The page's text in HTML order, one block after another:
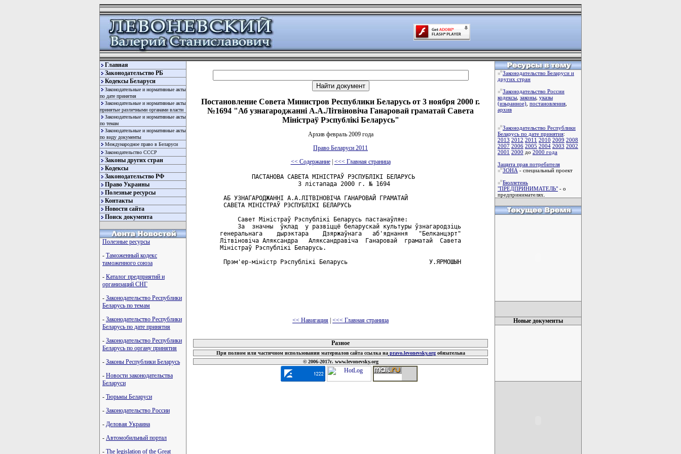
Главная
Законодательство РБ
Кодексы Беларуси
Законодательные и нормативные акты
по дате принятия
Законодательные и нормативные акты
принятые различными органами власти
Законодательные и нормативные акты
по темам
Законодательные и нормативные акты
по виду документы
Международное право в Беларуси
Законодательство СССР
Законы других стран
Кодексы
Законодательство РФ
Право Украины
Полезные ресурсы
Контакты
Новости сайта
Поиск документа
Полезные ресурсы
- Таможенный кодекс
таможенного союза
- Каталог предприятий и
организаций СНГ
- Законодательство Республики
Беларусь по темам
- Законодательство Республики
Беларусь по дате принятия
- Законодательство Республики
Беларусь по органу принятия
- Законы Республики Беларусь
- Новости законодательства
Беларуси
- Тюрьмы Беларуси
- Законодательство России
- Деловая Украина
- Автомобильный портал
- The legislation of the Great
Постановление Совета Министров Республики Беларусь от 3 ноября 2000 г.
№1694 "Аб узнагароджаннi А.А.Лiтвiновiча Ганаровай граматай Савета
Мiнiстраў Рэспублiкi Беларусь"
Архив февраль 2009 года
Право Беларуси 2011
<< Содержание| <<< Главная страница
         ПАСТАНОВА САВЕТА МIНIСТРАЎ РЭСПУБЛIКI БЕЛАРУСЬ
                      3 лiстапада 2000 г. № 1694
АБ УЗНАГАРОДЖАННI А.А.ЛIТВIНОВIЧА ГАНАРОВАЙ ГРАМАТАЙ
САВЕТА МIНIСТРАЎ РЭСПУБЛIКI БЕЛАРУСЬ
     Савет Мiнiстраў Рэспублiкi Беларусь пастанаўляе:
     За  значны  ўклад  у развiццё беларускай культуры ўзнагародзiць
генеральнага    дырэктара    Дзяржаўнага   аб'яднання   "Белканцэрт"
Лiтвiновiча Аляксандра   Аляксандравiча  Ганаровай  граматай  Савета
Мiнiстраў Рэспублiкi Беларусь.
Прэм'ер-мiнiстр Рэспублiкi Беларусь                       У.ЯРМОШЫН
<< Навигация <<< Главная страница
Разное
При полном или частичном использовании материалов сайта ссылка наpravo.levonevsky.orgобязательна
© 2006-2017г. www.levonevsky.org
Законодательство Беларуси и
других стран
Законодательство России
кодексы законы указы
(изьранное) постановления
архив
Законодательство Республики
Беларусь по дате принятия:
2013 2012 2011 2010 2009 2008
2007 2006 2005 2004 2003 2002
2001 2000 до 2000 года
Защита прав потребителя
ЗОНА - специальный проект
Бюллетень
"ПРЕДПРИНИМАТЕЛЬ" - о
предпринимателях.
Новые документы